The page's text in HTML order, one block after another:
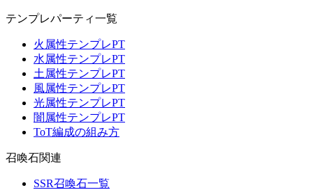
テンプレパーティ一覧
火属性テンプレPT
水属性テンプレPT
土属性テンプレPT
風属性テンプレPT
光属性テンプレPT
闇属性テンプレPT
ToT編成の組み方
召喚石関連
SSR召喚石一覧